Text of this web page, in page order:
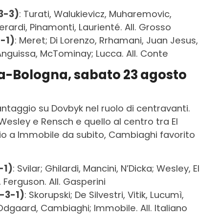
3): Turati, Walukievicz, Muharemovic,
Pinamonti, Laurienté. All. Grosso
1): Meret; Di Lorenzo, Rrhamani, Juan Jesus,
McTominay; Lucca. All. Conte
Bologna, sabato 23 agosto
su Dovbyk nel ruolo di centravanti.
e Rensch e quello al centro tra El
a Immobile da subito, Cambiaghi favorito
1): Svilar; Ghilardi, Mancini, N’Dicka; Wesley, El
All. Gasperini
3-1): Skorupski; De Silvestri, Vitik, Lucumì,
Cambiaghi; Immobile. All. Italiano